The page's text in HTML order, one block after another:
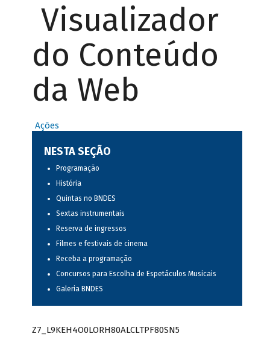
Visualizador
do Conteúdo
da Web
Ações
NESTA SEÇÃO
Programação
História
Quintas no BNDES
Sextas instrumentais
Reserva de ingressos
Filmes e festivais de cinema
Receba a programação
Concursos para Escolha de Espetáculos Musicais
Galeria BNDES
Z7_L9KEH4O0LORH80ALCLTPF80SN5